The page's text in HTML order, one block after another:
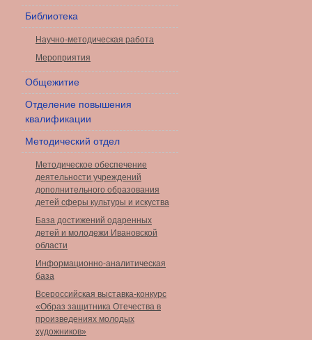
Библиотека
Научно-методическая работа
Мероприятия
Общежитие
Отделение повышения
квалификации
Методический отдел
Методическое обеспечение
деятельности учреждений
дополнительного образования
детей сферы культуры и искуства
База достижений одаренных
детей и молодежи Ивановской
области
Информационно-аналитическая
база
Всероссийская выставка-конкурс
«Образ защитника Отечества в
произведениях молодых
художников»